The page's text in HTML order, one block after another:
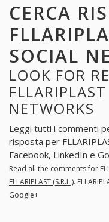
CERCA
SOCIAL
LOOK FOR
NETWORKS
Leggi tutti i commenti
risposta per
Facebook, LinkedIn e
Read all the comments for
FLLARIPLAST (S.R.L.).
Google+